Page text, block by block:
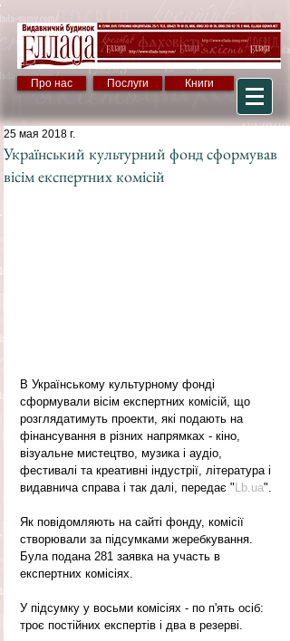
Про нас Послуги Книги
Український культурний фонд сформував
вісім експертних комісій
25 мая 2018 г.
В Українському культурному фонді
сформували вісім експертних комісій, що
розглядатимуть проекти, які подають на
фінансування в різних напрямках - кіно,
візуальне мистецтво, музика і аудіо,
фестивалі та креативні індустрії, література і
видавнича справа і так далі, передає " Lb.ua".
Як повідомляють на сайті фонду, комісії
створювали за підсумками жеребкування.
Була подана 281 заявка на участь в
експертних комісіях.
У підсумку у восьми комісіях - по п'ять осіб:
троє постійних експертів і два в резерві.